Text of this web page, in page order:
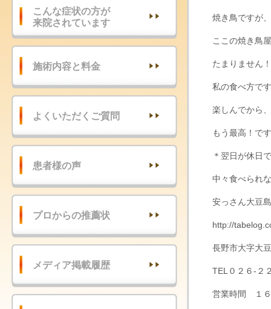
焼き鳥ですが
ここの焼き鳥
たまりません
私の食べ方で
楽しんでから
もう最高！で
＊翌日が休日
中々食べられ
安っさん大豆
http://
長野市大字大
TEL０２６-２
営業時間 １
こんな症状の方が
来院されています
施術内容と料金
よくいただくご質問
患者様の声
プロからの推薦状
メディア掲載履歴